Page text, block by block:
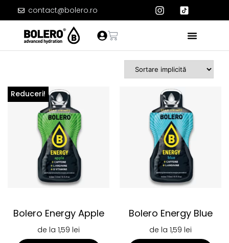
contact@bolero.ro
Reduceri!
Bolero Energy Apple
de la 1,59 lei
Bolero Energy Blue
de la 1,59 lei